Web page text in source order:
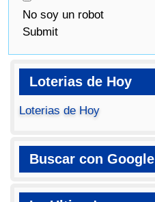
No soy un robot
Submit
Loterias de Hoy
Loterias de Hoy
Buscar con Google